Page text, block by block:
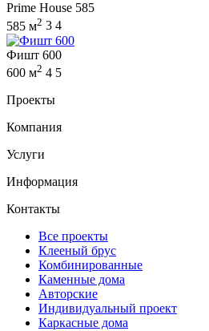
Prime House 585
585 м2 3 4
Фишт 600
600 м2 4 5
Проекты
Компания
Услуги
Информация
Контакты
Все проекты
Клееный брус
Комбинированные
Каменные дома
Авторские
Индивидуальный проект
Каркасные дома